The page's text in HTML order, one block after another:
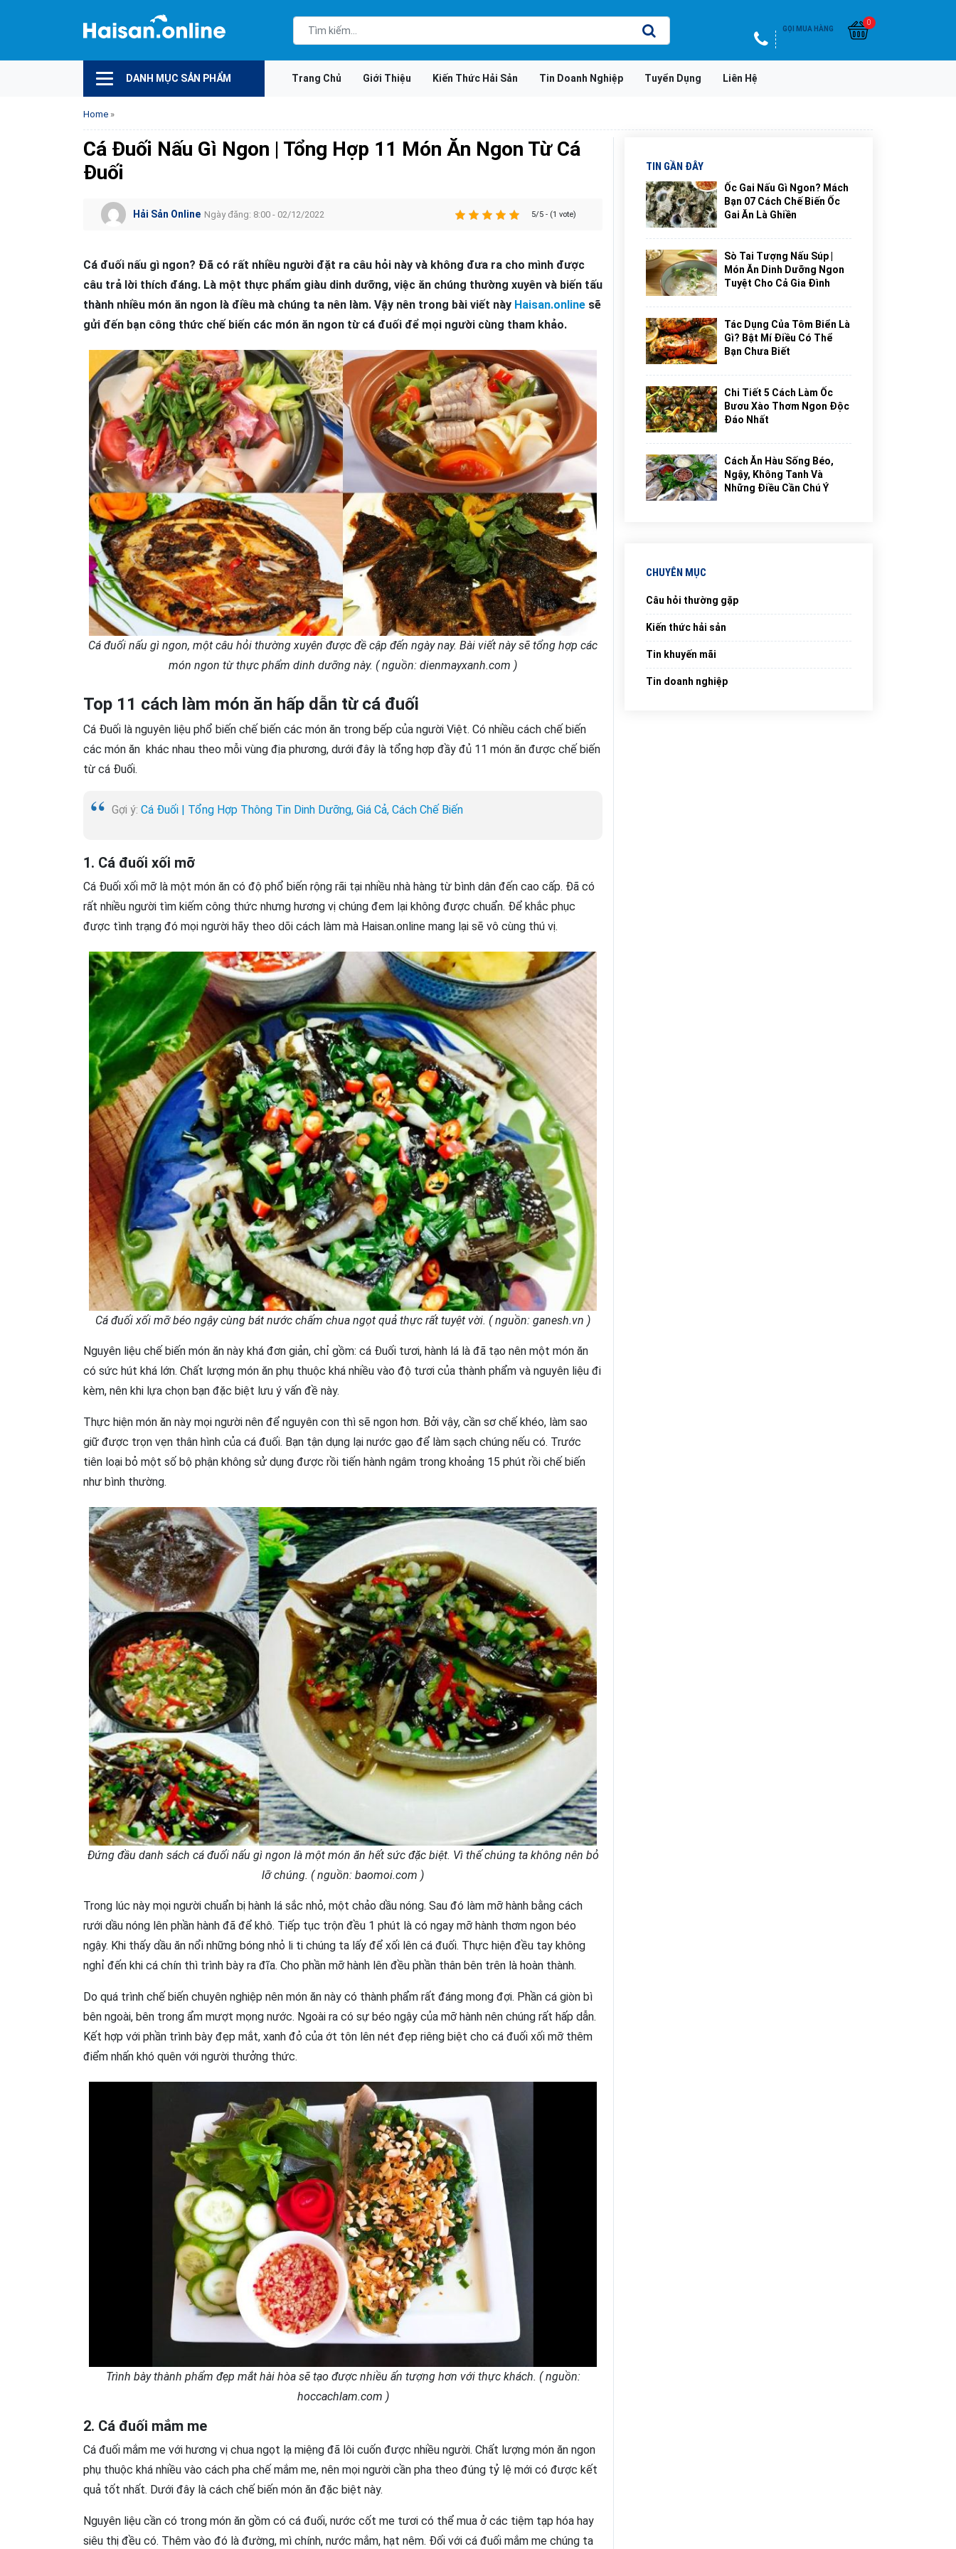
GỌI MUA HÀNG
0
DANH MỤC SẢN PHẨM Trang Chủ Giới Thiệu Kiến Thức Hải Sản Tin Doanh Nghiệp Tuyển Dụng Liên Hệ
Home »
Cá Đuối Nấu Gì Ngon | Tổng Hợp 11 Món Ăn Ngon Từ Cá
Đuối
Hải Sản Online Ngày đăng: 8:00 - 02/12/2022 5/5 - (1 vote)
Cá đuối nấu gì ngon? Đã có rất nhiều người đặt ra câu hỏi này và không đưa ra cho mình được
câu trả lời thích đáng. Là một thực phẩm giàu dinh dưỡng, việc ăn chúng thường xuyên và biến tấu
thành nhiều món ăn ngon là điều mà chúng ta nên làm. Vậy nên trong bài viết này Haisan.online sẽ
gửi đến bạn công thức chế biến các món ăn ngon từ cá đuối để mọi người cùng tham khảo.
Cá đuối nấu gì ngon, một câu hỏi thường xuyên được đề cập đến ngày nay. Bài viết này sẽ tổng hợp các
món ngon từ thực phẩm dinh dưỡng này. ( nguồn: dienmayxanh.com )
Top 11 cách làm món ăn hấp dẫn từ cá đuối
Cá Đuối là nguyên liệu phổ biến chế biến các món ăn trong bếp của người Việt. Có nhiều cách chế biến
các món ăn khác nhau theo mỗi vùng địa phương, dưới đây là tổng hợp đầy đủ 11 món ăn được chế biến
từ cá Đuối.
Gợi ý: Cá Đuối | Tổng Hợp Thông Tin Dinh Dưỡng, Giá Cả, Cách Chế Biến
1. Cá đuối xối mỡ
Cá Đuối xối mỡ là một món ăn có độ phổ biến rộng rãi tại nhiều nhà hàng từ bình dân đến cao cấp. Đã có
rất nhiều người tìm kiếm công thức nhưng hương vị chúng đem lại không được chuẩn. Để khắc phục
được tình trạng đó mọi người hãy theo dõi cách làm mà Haisan.online mang lại sẽ vô cùng thú vị.
Cá đuối xối mỡ béo ngậy cùng bát nước chấm chua ngọt quả thực rất tuyệt vời. ( nguồn: ganesh.vn )
Nguyên liệu chế biến món ăn này khá đơn giản, chỉ gồm: cá Đuối tươi, hành lá là đã tạo nên một món ăn
có sức hút khá lớn. Chất lượng món ăn phụ thuộc khá nhiều vào độ tươi của thành phẩm và nguyên liệu đi
kèm, nên khi lựa chọn bạn đặc biệt lưu ý vấn đề này.
Thực hiện món ăn này mọi người nên để nguyên con thì sẽ ngon hơn. Bởi vậy, cần sơ chế khéo, làm sao
giữ được trọn vẹn thân hình của cá đuối. Bạn tận dụng lại nước gạo để làm sạch chúng nếu có. Trước
tiên loại bỏ một số bộ phận không sử dụng được rồi tiến hành ngâm trong khoảng 15 phút rồi chế biến
như bình thường.
Đứng đầu danh sách cá đuối nấu gì ngon là một món ăn hết sức đặc biệt. Vì thế chúng ta không nên bỏ
lỡ chúng. ( nguồn: baomoi.com )
Trong lúc này mọi người chuẩn bị hành lá sắc nhỏ, một chảo dầu nóng. Sau đó làm mỡ hành bằng cách
rưới dầu nóng lên phần hành đã để khô. Tiếp tục trộn đều 1 phút là có ngay mỡ hành thơm ngon béo
ngậy. Khi thấy dầu ăn nổi những bóng nhỏ li ti chúng ta lấy để xối lên cá đuối. Thực hiện đều tay không
nghỉ đến khi cá chín thì trình bày ra đĩa. Cho phần mỡ hành lên đều phần thân bên trên là hoàn thành.
Do quá trình chế biến chuyên nghiệp nên món ăn này có thành phẩm rất đáng mong đợi. Phần cá giòn bì
bên ngoài, bên trong ẩm mượt mọng nước. Ngoài ra có sự béo ngậy của mỡ hành nên chúng rất hấp dẫn.
Kết hợp với phần trình bày đẹp mắt, xanh đỏ của ớt tôn lên nét đẹp riêng biệt cho cá đuối xối mỡ thêm
điểm nhấn khó quên với người thưởng thức.
Trình bày thành phẩm đẹp mắt hài hòa sẽ tạo được nhiều ấn tượng hơn với thực khách. ( nguồn:
hoccachlam.com )
2. Cá đuối mắm me
Cá đuối mắm me với hương vị chua ngọt lạ miệng đã lôi cuốn được nhiều người. Chất lượng món ăn ngon
phụ thuộc khá nhiều vào cách pha chế mắm me, nên mọi người cần pha theo đúng tỷ lệ mới có được kết
quả tốt nhất. Dưới đây là cách chế biến món ăn đặc biệt này.
Nguyên liệu cần có trong món ăn gồm có cá đuối, nước cốt me tươi có thể mua ở các tiệm tạp hóa hay
siêu thị đều có. Thêm vào đó là đường, mì chính, nước mắm, hạt nêm. Đối với cá đuối mắm me chúng ta
TIN GẦN ĐÂY
Ốc Gai Nấu Gì Ngon? Mách
Bạn 07 Cách Chế Biến Ốc
Gai Ăn Là Ghiền
Sò Tai Tượng Nấu Súp |
Món Ăn Dinh Dưỡng Ngon
Tuyệt Cho Cả Gia Đình
Tác Dụng Của Tôm Biển Là
Gì? Bật Mí Điều Có Thể
Bạn Chưa Biết
Chi Tiết 5 Cách Làm Ốc
Bươu Xào Thơm Ngon Độc
Đáo Nhất
Cách Ăn Hàu Sống Béo,
Ngậy, Không Tanh Và
Những Điều Cần Chú Ý
CHUYÊN MỤC
Câu hỏi thường gặp
Kiến thức hải sản
Tin khuyến mãi
Tin doanh nghiệp